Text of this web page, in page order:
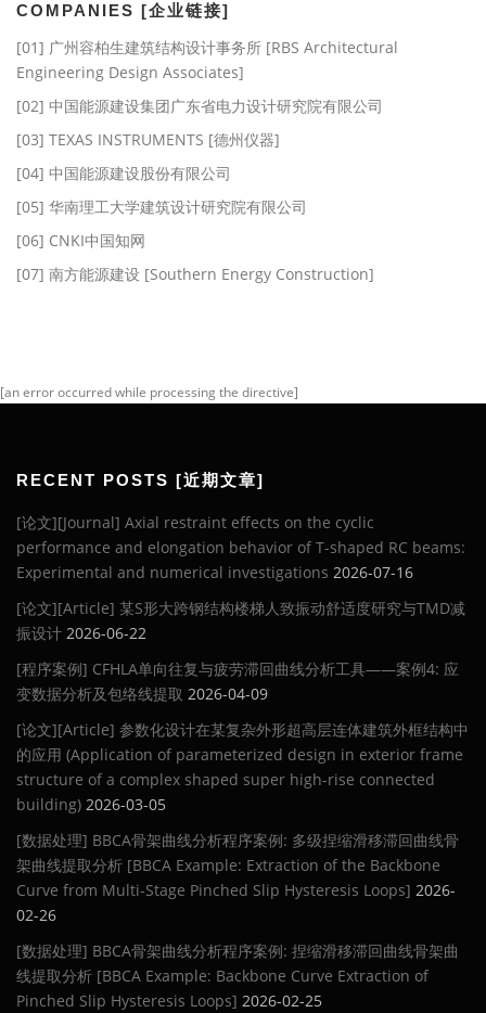
COMPANIES [企业链接]
[01] 广州容柏生建筑结构设计事务所 [RBS Architectural
Engineering Design Associates]
[02] 中国能源建设集团广东省电力设计研究院有限公司
[03] TEXAS INSTRUMENTS [德州仪器]
[04] 中国能源建设股份有限公司
[05] 华南理工大学建筑设计研究院有限公司
[06] CNKI中国知网
[07] 南方能源建设 [Southern Energy Construction]
[an error occurred while processing the directive]
RECENT POSTS [近期文章]
[论文][Journal] Axial restraint effects on the cyclic
performance and elongation behavior of T-shaped RC beams:
Experimental and numerical investigations 2026-07-16
[论文][Article] 某S形大跨钢结构楼梯人致振动舒适度研究与TMD减
振设计 2026-06-22
[程序案例] CFHLA单向往复与疲劳滞回曲线分析工具——案例4: 应
变数据分析及包络线提取 2026-04-09
[论文][Article] 参数化设计在某复杂外形超高层连体建筑外框结构中
的应用 (Application of parameterized design in exterior frame
structure of a complex shaped super high-rise connected
building) 2026-03-05
[数据处理] BBCA骨架曲线分析程序案例: 多级捏缩滑移滞回曲线骨
架曲线提取分析 [BBCA Example: Extraction of the Backbone
Curve from Multi-Stage Pinched Slip Hysteresis Loops] 2026-
02-26
[数据处理] BBCA骨架曲线分析程序案例: 捏缩滑移滞回曲线骨架曲
线提取分析 [BBCA Example: Backbone Curve Extraction of
Pinched Slip Hysteresis Loops] 2026-02-25